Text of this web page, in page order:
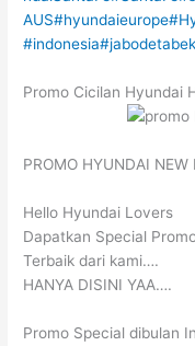
AUS#hyundaieurope
#indonesia
Promo Cicilan Hyundai
PROMO HYUNDAI NEW
Hello Hyundai Lovers
Dapatkan Special
Terbaik dari kami….
HANYA DISINI YAA….
Promo Special dibulan